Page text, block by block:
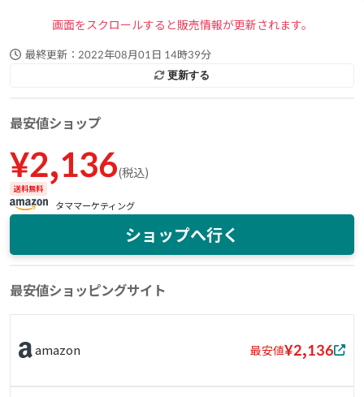
画面をスクロールすると販売情報が更新されます。
最終更新： 2022年08月01日 14時39分
更新する
最安値ショップ
¥2,136(税込)
送料無料
タママーケティング
ショップへ行く
最安値ショッピングサイト
amazon 最安値¥2,136